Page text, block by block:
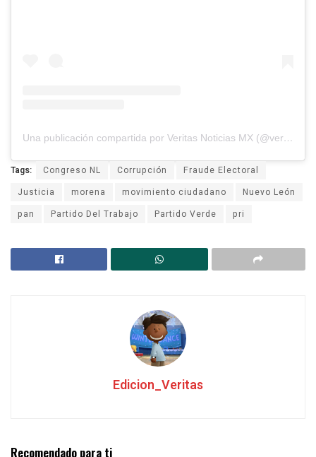
Una publicación compartida por Veritas Noticias MX (@veritasnoticiasmx)
Tags: Congreso NL Corrupción
Fraude Electoral
Justicia
morena movimiento ciudadano
Nuevo León
pan
Partido Del Trabajo Partido Verde pri
Edicion_Veritas
Recomendado para ti